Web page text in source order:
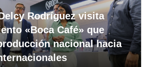
Rodríguez visita
«Boca Café» que
nacional hacia